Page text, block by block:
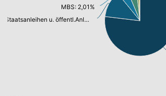
Staatsanleihen u. öffentl.Anleihen: 5,33%
MBS: 2,01%